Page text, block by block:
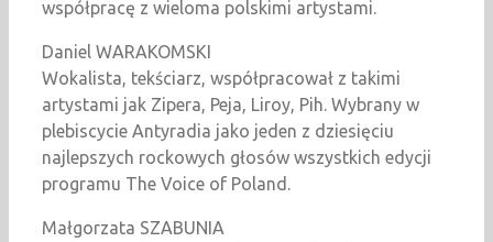
współpracę z wieloma polskimi artystami.
Daniel WARAKOMSKI
Wokalista, tekściarz, współpracował z takimi
artystami jak Zipera, Peja, Liroy, Pih. Wybrany w
plebiscycie Antyradia jako jeden z dziesięciu
najlepszych rockowych głosów wszystkich edycji
programu The Voice of Poland.
Małgorzata SZABUNIA